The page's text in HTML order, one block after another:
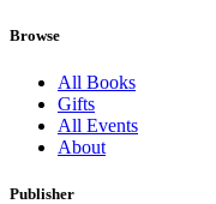
Browse
All Books
Gifts
All Events
About
Publisher